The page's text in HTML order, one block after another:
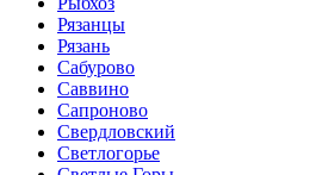
Рязанцы
Рязань
Сабурово
Саввино
Сапроново
Свердловский
Светлогорье